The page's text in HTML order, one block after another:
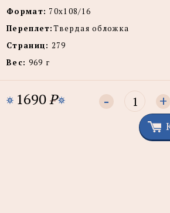
Формат: 70х108/16
Переплет:Твердая обложка
Страниц: 279
Вес: 969 г
1690P - +